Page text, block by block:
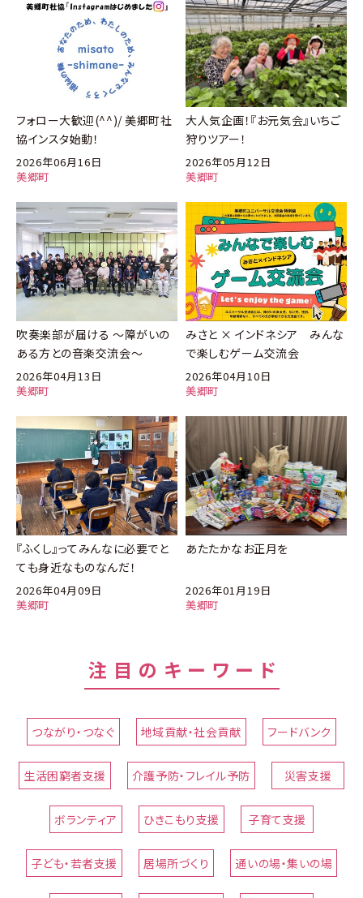
美郷町
2026年06月16日
フォロー大歓迎(^^)/ 美郷町社
協インスタ始動！
美郷町
2026年05月12日
大人気企画！『お元気会』いちご
狩りツアー！
美郷町
2026年04月13日
吹奏楽部が届ける ～障がいの
ある方との音楽交流会～
美郷町
2026年04月10日
みさと × インドネシア みんな
で楽しむゲーム交流会
美郷町
2026年04月09日
『ふくし』ってみんなに必要でと
ても身近なものなんだ！
美郷町
2026年01月19日
あたたかなお正月を
注目のキーワード
つながり・つなぐ 地域貢献・社会貢献 フードバンク
生活困窮者支援 介護予防・フレイル予防 災害支援
ボランティア ひきこもり支援 子育て支援
子ども・若者支援 居場所づくり 通いの場・集いの場